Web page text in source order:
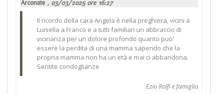
Arconate , 03/03/2025 ore 16:27
Il ricordo della cara Angela è nella preghiera, vicini a
Luisella a Franco e a tutti familiari un abbraccio di
vicinanza per un dolore profondo quanto puo'
essere la perdita di una mamma sapendo che la
propria mamma non ha un età e mai ci abbandona.
Sentite condoglianze
Ezio Rolfi e famiglia